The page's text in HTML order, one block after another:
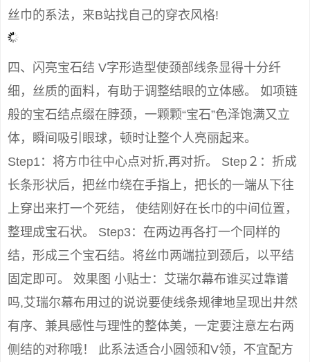
丝巾的系法，来B站找自己的穿衣风格!
四、闪亮宝石结 V字形造型使颈部线条显得十分纤
细，丝质的面料，有助于调整结眼的立体感。 如项链
般的宝石结点缀在脖颈，一颗颗“宝石”色泽饱满又立
体，瞬间吸引眼球，顿时让整个人亮丽起来。
Step1：将方巾往中心点对折,再对折。 Step２：折成
长条形状后，把丝巾绕在手指上，把长的一端从下往
上穿出来打一个死结， 使结刚好在长巾的中间位置，
整理成宝石状。 Step3：在两边再各打一个同样的
结，形成三个宝石结。将丝巾两端拉到颈后，以平结
固定即可。 效果图 小贴士：艾瑞尔幕布谁买过靠谱
吗,艾瑞尔幕布用过的说说要使线条规律地呈现出井然
有序、兼具感性与理性的整体美，一定要注意左右两
侧结的对称哦！ 此系法适合小圆领和V领，不宜配方